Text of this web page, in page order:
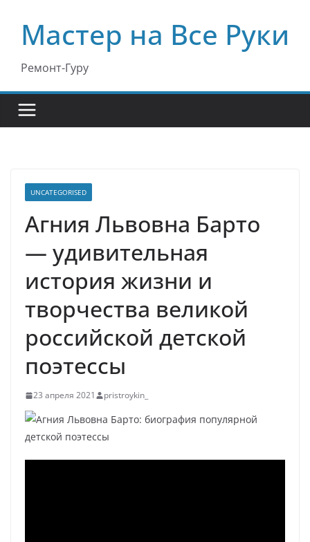
содержимому
Мастер на Все Руки
Ремонт-Гуру
UNCATEGORISED
Агния Львовна Барто
— удивительная
история жизни и
творчества великой
российской детской
поэтессы
23 апреля 2021 pristroykin_